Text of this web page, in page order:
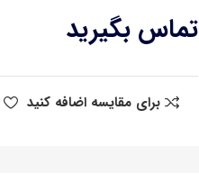
تماس بگیرید
برای مقایسه اضافه کنید